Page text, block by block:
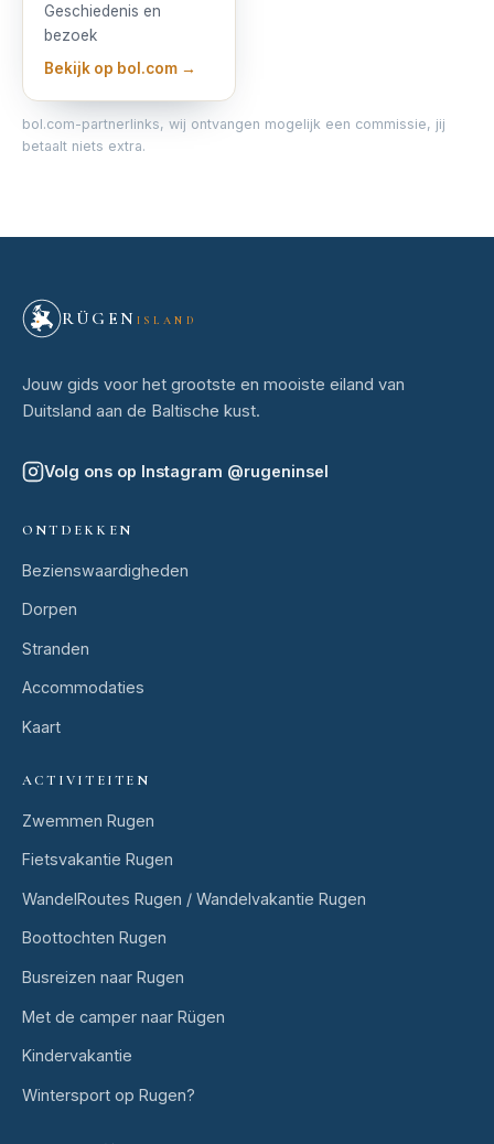
Geschiedenis en
bezoek
Bekijk op bol.com →
bol.com-partnerlinks, wij ontvangen mogelijk een commissie, jij
betaalt niets extra.
RÜGEN ISLAND
Jouw gids voor het grootste en mooiste eiland van
Duitsland aan de Baltische kust.
Volg ons op Instagram @rugeninsel
ONTDEKKEN
Bezienswaardigheden
Dorpen
Stranden
Accommodaties
Kaart
ACTIVITEITEN
Zwemmen Rugen
Fietsvakantie Rugen
WandelRoutes Rugen / Wandelvakantie Rugen
Boottochten Rugen
Busreizen naar Rugen
Met de camper naar Rügen
Kindervakantie
Wintersport op Rugen?